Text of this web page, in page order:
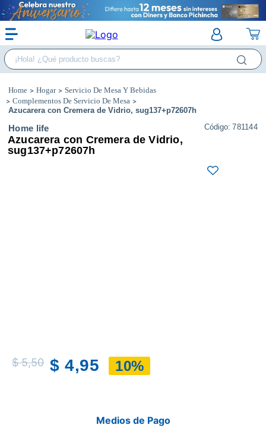
¡Hola! ¿Qué producto buscas?
Hogar
Servicio De Mesa Y Bebidas
Complementos De Servicio De Mesa
Azucarera con Cremera de Vidrio, sug137+p72607h
Home life : 781144
Azucarera con Cremera de Vidrio,
sug137+p72607h
$5,50 $4,95 10%
Medios de Pago